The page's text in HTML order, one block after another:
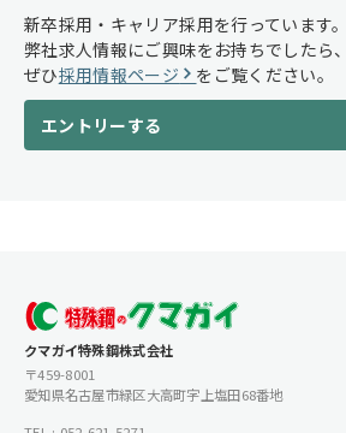
新卒採用・キャリア採用を行っています。
弊社求人情報にご興味をお持ちでしたら、
ぜひ採用情報ページ をご覧ください。
エントリーする
クマガイ特殊鋼株式会社
〒459-8001
愛知県名古屋市緑区大高町字上塩田68番地